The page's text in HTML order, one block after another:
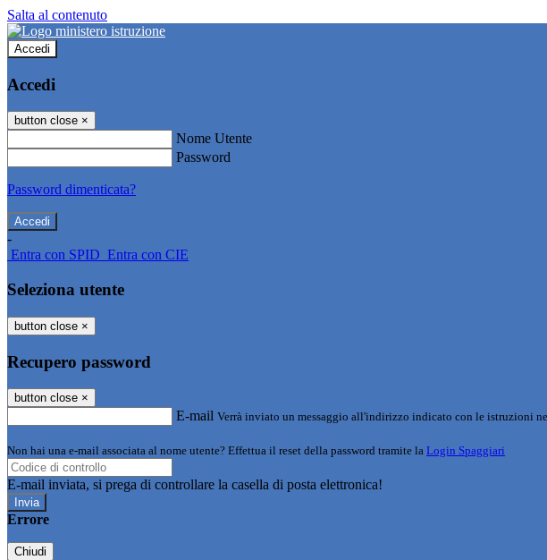
Salta al contenuto
Accedi
Accedi
button close ×
Nome Utente
Password
Password dimenticata?
-
Entra con SPID Entra con CIE
Seleziona utente
button close ×
Recupero password
button close ×
E-mail Verrà inviato un messaggio all'indirizzo indicato con le istruzioni
Non hai una e-mail associata al nome utente? Effettua il reset della password tramite la Login Spaggiari
E-mail inviata, si prega di controllare la casella di posta elettronica!
Errore
Chiudi